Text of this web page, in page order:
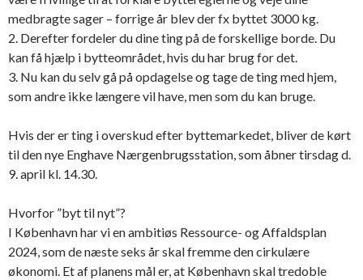
medbragte sager – forrige år blev der fx byttet 3000 kg.
2. Derefter fordeler du dine ting på de forskellige borde. Du
kan få hjælp i bytteområdet, hvis du har brug for det.
3. Nu kan du selv gå på opdagelse og tage de ting med hjem,
som andre ikke længere vil have, men som du kan bruge.
Hvis der er ting i overskud efter byttemarkedet, bliver de kørt
til den nye Enghave Nærgenbrugsstation, som åbner tirsdag d.
9. april kl. 14.30.
Hvorfor ”byt til nyt”?
I København har vi en ambitiøs Ressource- og Affaldsplan
2024, som de næste seks år skal fremme den cirkulære
økonomi. Et af planens mål er, at København skal tredoble